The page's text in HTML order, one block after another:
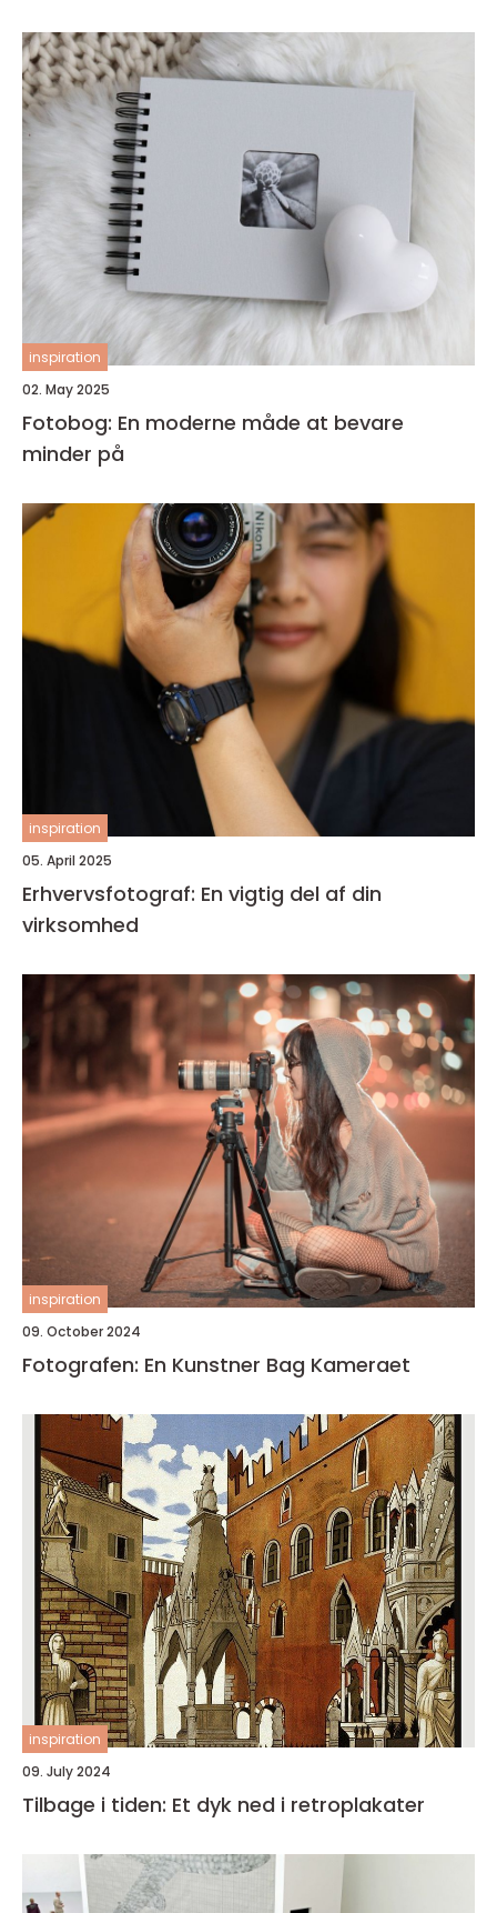
inspiration
02. May 2025
Fotobog: En moderne måde at bevare
minder på
inspiration
05. April 2025
Erhvervsfotograf: En vigtig del af din
virksomhed
inspiration
09. October 2024
Fotografen: En Kunstner Bag Kameraet
inspiration
09. July 2024
Tilbage i tiden: Et dyk ned i retroplakater